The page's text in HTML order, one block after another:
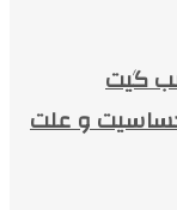
گیت
و علت